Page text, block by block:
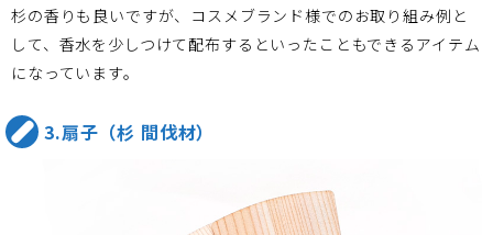
杉の香りも良いですが、コスメブランド様でのお取り組み例と
して、香水を少しつけて配布するといったこともできるアイテム
になっています。
3.扇子（杉 間伐材）